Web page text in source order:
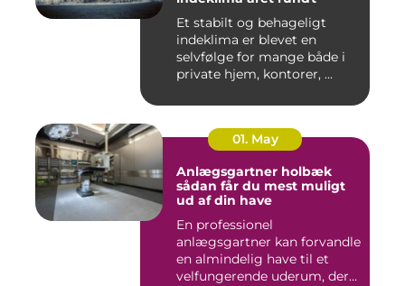
Et stabilt og behageligt
indeklima er blevet en
selvfølge for mange både i
private hjem, kontorer, ...
01. May
Anlægsgartner holbæk
sådan får du mest muligt
ud af din have
En professionel
anlægsgartner kan forvandle
en almindelig have til et
velfungerende uderum, der